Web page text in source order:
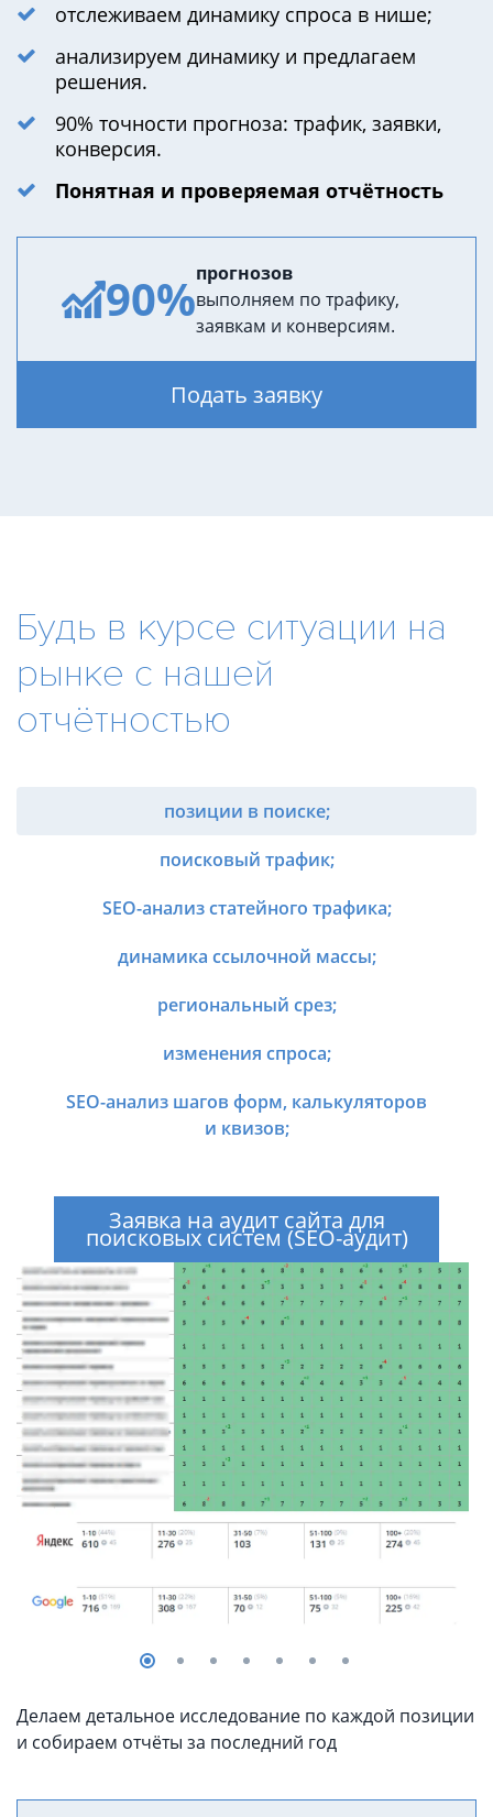
отслеживаем динамику спроса в нише;
анализируем динамику и предлагаем
решения.
90% точности прогноза: трафик, заявки,
конверсия.
Понятная и проверяемая отчётность
90%прогнозов
выполняем по трафику,
заявкам и конверсиям.
Подать заявку
Будь в курсе ситуации на
рынке с нашей
отчётностью
позиции в поиске;
поисковый трафик;
SEO-анализ статейного трафика;
динамика ссылочной массы;
региональный срез;
изменения спроса;
SEO-анализ шагов форм, калькуляторов
и квизов;
Заявка на аудит сайта для
поисковых систем (SEO-аудит)
Делаем детальное исследование по каждой позиции
и собираем отчёты за последний год